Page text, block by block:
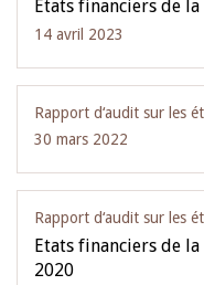
Etats financiers de
14 avril 2023
Rapport d‘audit sur les
30 mars 2022
Rapport d‘audit sur les
Etats financiers de
2020